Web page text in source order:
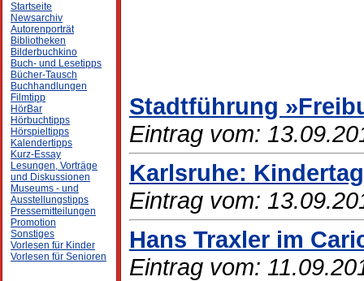
Startseite
Newsarchiv
Autorenporträt
Bibliotheken
Bilderbuchkino
Buch- und Lesetipps
Bücher-Tausch
Buchhandlungen
Filmtipp
HörBar
Hörbuchtipps
Hörspieltipps
Kalendertipps
Kurz-Essay
Lesungen, Vorträge
und Diskussionen
Museums - und
Ausstellungstipps
Pressemitteilungen
Promotion
Sonstiges
Vorlesen für Kinder
Vorlesen für Senioren
Stadtführung
Eintrag vom:
Karlsruhe:
Eintrag vom:
Hans Traxler im
Eintrag vom: